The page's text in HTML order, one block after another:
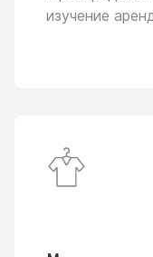
изучение